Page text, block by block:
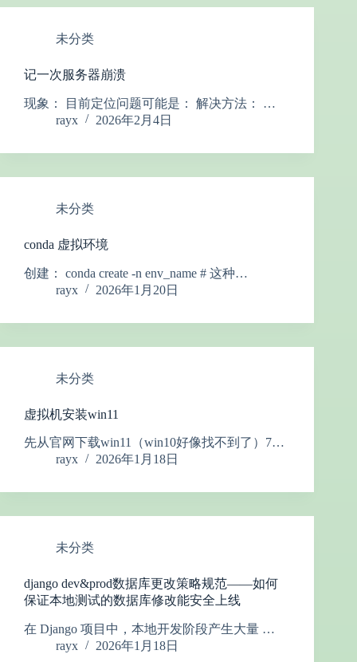
未分类
记一次服务器崩溃
现象： 目前定位问题可能是： 解决方法： …
rayx
2026年2月4日
未分类
conda 虚拟环境
创建： conda create -n env_name # 这种…
rayx
2026年1月20日
未分类
虚拟机安装win11
先从官网下载win11（win10好像找不到了）7…
rayx
2026年1月18日
未分类
django dev&prod数据库更改策略规范——如何
保证本地测试的数据库修改能安全上线
在 Django 项目中，本地开发阶段产生大量 …
rayx
2026年1月18日